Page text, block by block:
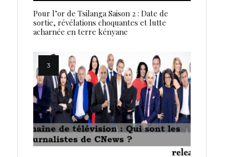
Pour l’or de Tsilanga Saison 2 : Date de
sortie, révélations choquantes et lutte
acharnée en terre kényane